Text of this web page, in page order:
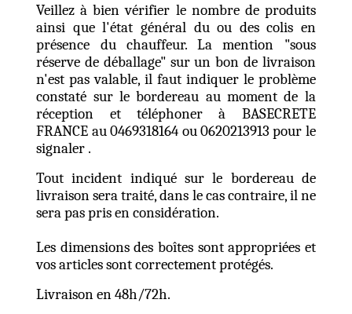
Veillez à bien vérifier le nombre de produits
ainsi que l'état général du ou des colis en
présence du chauffeur. La mention "sous
réserve de déballage" sur un bon de livraison
n'est pas valable, il faut indiquer le problème
constaté sur le bordereau au moment de la
réception et téléphoner à BASECRETE
FRANCE au 0469318164 ou 0620213913 pour le
signaler .
Tout incident indiqué sur le bordereau de
livraison sera traité, dans le cas contraire, il ne
sera pas pris en considération.
Les dimensions des boîtes sont appropriées et
vos articles sont correctement protégés.
Livraison en 48h/72h.